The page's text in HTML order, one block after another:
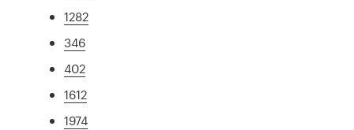
1282
346
402
1612
1974